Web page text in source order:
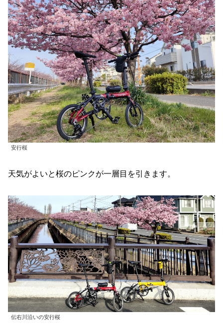
安行桜
天気がよいと桜のピンクが一層目を引きます。
伝右川沿いの安行桜